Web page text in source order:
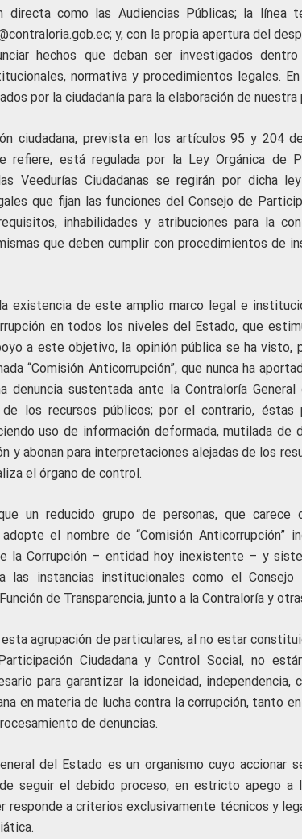
directa como las Audiencias Públicas; la línea
y, con la propia apertura del
hechos que deban ser investigados
normativa y procedimientos legales.
por la ciudadanía para la elaboración de
ciudadana, prevista en los artículos 95 y 204
refiere, está regulada por la Ley Orgánica de
Veedurías Ciudadanas se regirán por dicha
que fijan las funciones del Consejo de
inhabilidades y atribuciones para la
que deben cumplir con procedimientos de
existencia de este amplio marco legal e
en todos los niveles del Estado, que
a este objetivo, la opinión pública se ha visto,
“Comisión Anticorrupción”, que nunca ha
denuncia sustentada ante la Contraloría
los recursos públicos; por el contrario, éstas
uso de información deformada, mutilada
y abonan para interpretaciones alejadas de los
el órgano de control.
un reducido grupo de personas, que carece
adopte el nombre de “Comisión
la Corrupción – entidad hoy inexistente – y
las instancias institucionales como el
de Transparencia, junto a la Contraloría y
agrupación de particulares, al no estar
Ciudadana y Control Social, no
para garantizar la idoneidad,
en materia de lucha contra la corrupción, tanto
de denuncias.
del Estado es un organismo cuyo accionar
seguir el debido proceso, en estricto apego a
responde a criterios exclusivamente técnicos y